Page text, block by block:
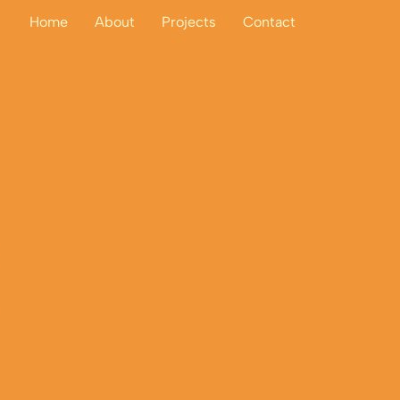
Home About Projects Contact